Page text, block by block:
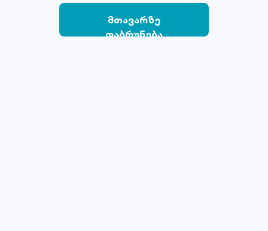
მთავარზე
დაბრუნება